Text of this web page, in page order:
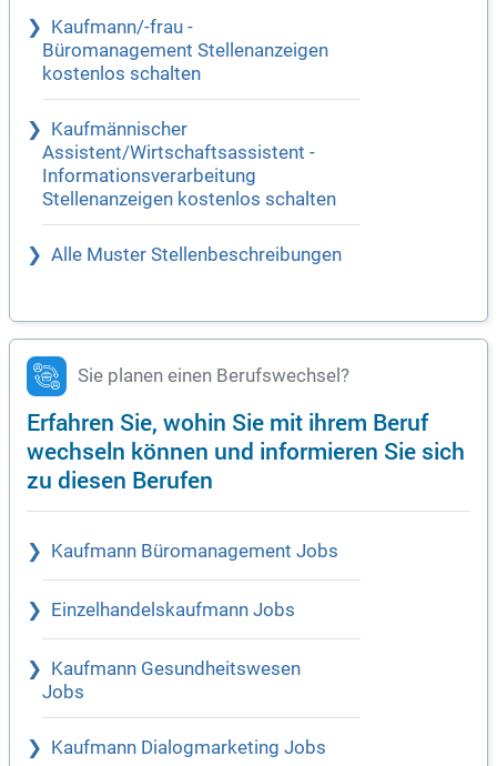
Kaufmann/-frau -
Büromanagement Stellenanzeigen
kostenlos schalten
Kaufmännischer
Assistent/Wirtschaftsassistent -
Informationsverarbeitung
Stellenanzeigen kostenlos schalten
Alle Muster Stellenbeschreibungen
Sie planen einen Berufswechsel?
Erfahren Sie, wohin Sie mit ihrem Beruf
wechseln können und informieren Sie sich
zu diesen Berufen
Kaufmann Büromanagement Jobs
Einzelhandelskaufmann Jobs
Kaufmann Gesundheitswesen
Jobs
Kaufmann Dialogmarketing Jobs